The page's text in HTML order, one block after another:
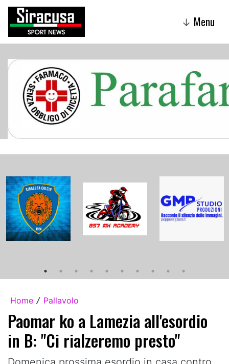
↓ Menu
Home / Pallavolo
Paomar ko a Lamezia all'esordio
in B: "Ci rialzeremo presto"